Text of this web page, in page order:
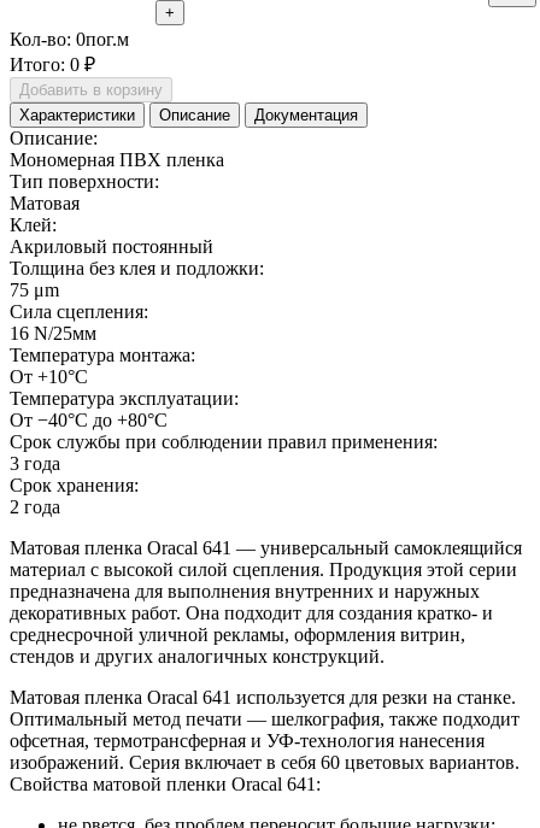
+
Кол-во: 0пог.м
Итого: 0 ₽
Добавить в корзину
Характеристики
Описание Документация
Описание:
Мономерная ПВХ пленка
Тип поверхности:
Матовая
Клей:
Акриловый постоянный
Толщина без клея и подложки:
75 μm
Сила сцепления:
16 N/25мм
Температура монтажа:
От +10°С
Температура эксплуатации:
От −40°С до +80°С
Срок службы при соблюдении правил применения:
3 года
Срок хранения:
2 года
Матовая пленка Oracal 641 — универсальный самоклеящийся
материал с высокой силой сцепления. Продукция этой серии
предназначена для выполнения внутренних и наружных
декоративных работ. Она подходит для создания кратко- и
среднесрочной уличной рекламы, оформления витрин,
стендов и других аналогичных конструкций.
Матовая пленка Oracal 641 используется для резки на станке.
Оптимальный метод печати — шелкография, также подходит
офсетная, термотрансферная и УФ-технология нанесения
изображений. Серия включает в себя 60 цветовых вариантов.
Свойства матовой пленки Oracal 641: